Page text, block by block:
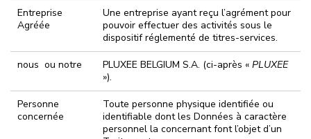
Entreprise
Agréée
Une entreprise ayant reçu l’agrément pour
pouvoir effectuer des activités sous le
dispositif réglementé de titres-services.
nous ou notre PLUXEE BELGIUM S.A. (ci-après « PLUXEE
»).
Personne
concernée
Toute personne physique identifiée ou
identifiable dont les Données à caractère
personnel la concernant font l’objet d’un